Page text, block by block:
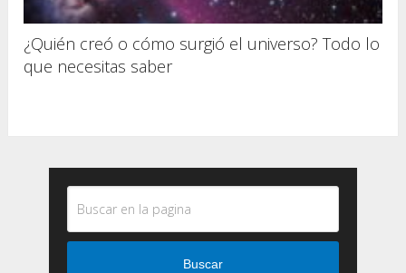
¿Quién creó o cómo surgió el universo? Todo lo
que necesitas saber
Buscar